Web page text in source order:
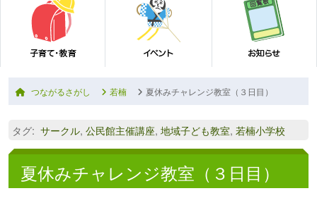
つながるさがし 若楠 夏休みチャレンジ教室（３日目）
タグ: サークル, 公民館主催講座, 地域子ども教室, 若楠小学校
夏休みチャレンジ教室（３日目）